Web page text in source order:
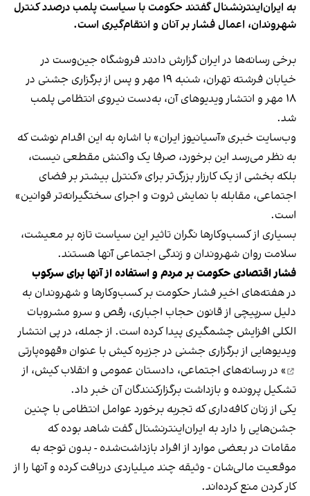
به ایران‌اینترنشنال گفتند حکومت با سیاست پلمب درصدد کنترل
شهروندان، اعمال فشار بر آنان و انتقام‌گیری است.
برخی رسانه‌ها در ایران گزارش دادند فروشگاه جین‌وست در
خیابان فرشته تهران، شنبه ۱۹ مهر و پس از برگزاری جشنی در
۱۸ مهر و انتشار ویدیوهای آن، به‌دست نیروی انتظامی پلمب
شد.
وب‌سایت خبری «آسیانیوز ایران» با اشاره به این اقدام نوشت که
به نظر می‌رسد این برخورد، صرفا یک واکنش مقطعی نیست،
بلکه بخشی از یک کارزار بزرگ‌تر برای «کنترل بیشتر بر فضای
اجتماعی، مقابله با نمایش ثروت و اجرای سختگیرانه‌تر قوانین»
است.
بسیاری از کسب‌وکارها نگران تاثیر این سیاست‌ تازه بر معیشت،
سلامت روان شهروندان و زندگی اجتماعی آنها هستند.
فشار اقتصادی حکومت بر مردم و استفاده از آنها برای سرکوب
در هفته‌های اخیر فشار حکومت بر کسب‌وکارها و شهروندان به
دلیل سرپیچی از قانون حجاب اجباری، رقص و سرو مشروبات
الکلی افزایش چشمگیری پیدا کرده است. از جمله، در پی انتشار
ویدیوهایی از برگزاری جشنی در جزیره کیش با عنوان «قهوه‌پارتی
» در رسانه‌های اجتماعی، دادستان عمومی و انقلاب کیش، از
تشکیل پرونده و بازداشت برگزارکنندگان آن خبر داد.
یکی از زنان کافه‌داری که تجربه برخورد عوامل انتظامی با چنین
جشن‌هایی را دارد به ایران‌اینترنشنال گفت شاهد بوده که
مقامات در بعضی موارد از افراد بازداشت‌‌شده - بدون توجه به
موقعیت مالی‌شان - وثیقه چند میلیاردی دریافت کرده و آنها را از
کار کردن منع کرده‌اند.